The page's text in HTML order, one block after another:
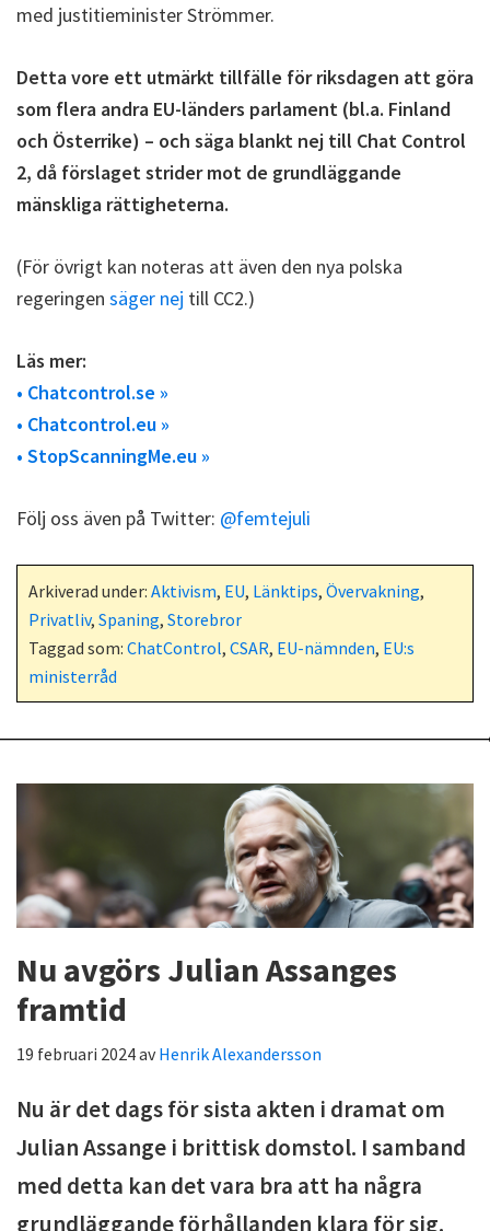
med justitieminister Strömmer.
Detta vore ett utmärkt tillfälle för riksdagen att göra
som flera andra EU-länders parlament (bl.a. Finland
och Österrike) – och säga blankt nej till Chat Control
2, då förslaget strider mot de grundläggande
mänskliga rättigheterna.
(För övrigt kan noteras att även den nya polska
regeringen säger nej till CC2.)
Läs mer:
• Chatcontrol.se »
• Chatcontrol.eu »
• StopScanningMe.eu »
Följ oss även på Twitter: @femtejuli
Arkiverad under: Aktivism, EU, Länktips, Övervakning,
Privatliv, Spaning, Storebror
Taggad som: ChatControl, CSAR, EU-nämnden, EU:s
ministerråd
Nu avgörs Julian Assanges
framtid
19 februari 2024avHenrik Alexandersson
Nu är det dags för sista akten i dramat om
Julian Assange i brittisk domstol. I samband
med detta kan det vara bra att ha några
grundläggande förhållanden klara för sig.